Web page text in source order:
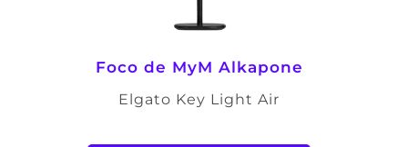
Foco de MyM Alkapone
Elgato Key Light Air